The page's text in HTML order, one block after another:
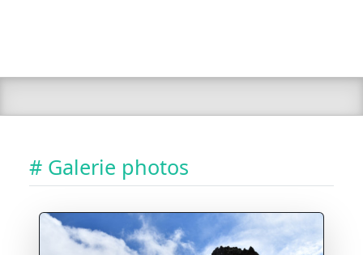
# Galerie photos